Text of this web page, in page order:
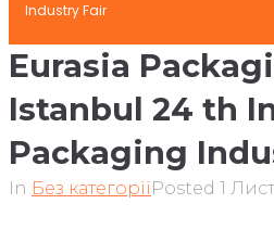
Industry Fair
Eurasia
Istanbul 24 th
Packaging
In Без категоріїPosted 1